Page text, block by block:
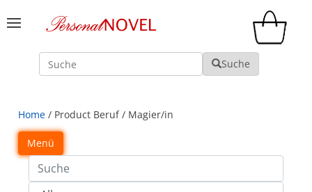
Suche Suche
Home / Product Beruf / Magier/in
Menü